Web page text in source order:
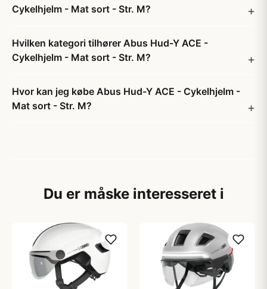
Cykelhjelm - Mat sort - Str. M?
Hvilken kategori tilhører Abus Hud-Y ACE -
Cykelhjelm - Mat sort - Str. M?
Hvor kan jeg købe Abus Hud-Y ACE - Cykelhjelm -
Mat sort - Str. M?
Du er måske interesseret i